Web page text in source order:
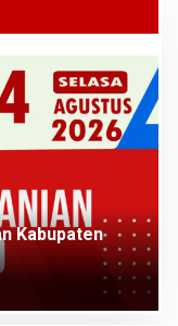
Kabupaten